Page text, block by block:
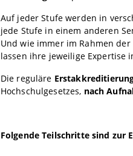
Auf jeder Stufe werden in
jede Stufe in einem anderen
Und wie immer im Rahmen
lassen ihre jeweilige Expertise
Die reguläre
Hochschulgesetzes, nach
Folgende Teilschritte sind zur